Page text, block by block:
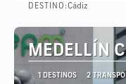
DESTINO:Cádiz
MEDELLÍN
1 DESTINOS 2